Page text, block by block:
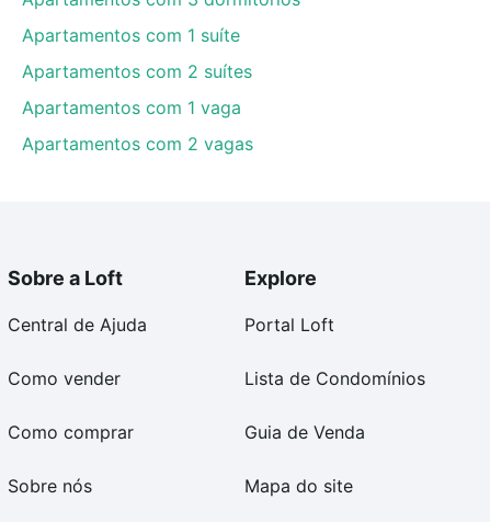
Apartamentos com 1 suíte
Apartamentos com 2 suítes
Apartamentos com 1 vaga
Apartamentos com 2 vagas
Sobre a Loft
Central de Ajuda
Como vender
Como comprar
Sobre nós
Explore
Portal Loft
Lista de Condomínios
Guia de Venda
Mapa do site